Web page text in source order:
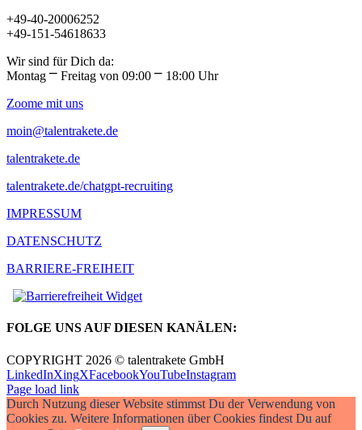
+49-40-20006252
+49-151-54618633
Wir sind für Dich da:
Montag ⎻ Freitag von 09:00 ⎻ 18:00 Uhr
Zoome mit uns
moin@talentrakete.de
talentrakete.de
talentrakete.de/chatgpt-recruiting
IMPRESSUM
DATENSCHUTZ
BARRIERE-FREIHEIT
FOLGE UNS AUF DIESEN KANÄLEN:
COPYRIGHT 2026 © talentrakete GmbH
LinkedInXingXFacebookYouTubeInstagram
Page load link
Durch Nutzung dieser Website stimmst Du der Verwendung von
Cookies zu. Weitere Informationen über Cookies findest Du auf